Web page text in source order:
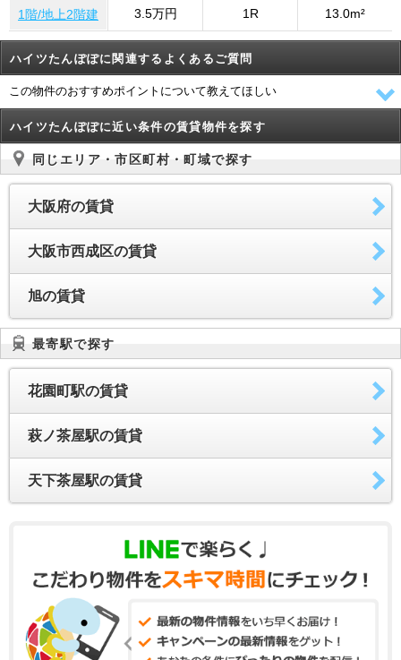
1階/地上2階建 3.5万円 1R 13.0m²
ハイツたんぽぽに関連するよくあるご質問
この物件のおすすめポイントについて教えてほしい
ハイツたんぽぽに近い条件の賃貸物件を探す
同じエリア・市区町村・町域で探す
大阪府の賃貸
大阪市西成区の賃貸
旭の賃貸
最寄駅で探す
花園町駅の賃貸
萩ノ茶屋駅の賃貸
天下茶屋駅の賃貸